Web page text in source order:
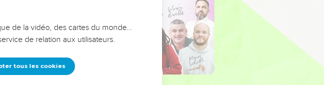
erreurs
famille,
de la vidéo, des cartes du monde…
de relation aux utilisateurs.
tous les cookies